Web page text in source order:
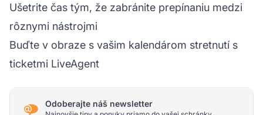
Ušetrite čas tým, že zabránite prepínaniu medzi
rôznymi nástrojmi
Buďte v obraze s vašim kalendárom stretnutí s
ticketmi LiveAgent
Odoberajte náš newsletter